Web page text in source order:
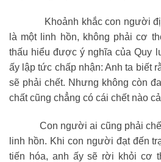
Khoảnh khắc con người
là một linh hồn, không phải cơ
thấu hiểu được ý nghĩa của Quy
ấy lập tức chấp nhận: Anh ta biết
sẽ phải chết. Nhưng không còn
chất cũng chẳng có cái chết nào
Con người ai cũng phải chết,
linh hồn. Khi con người đạt đến
tiến hóa, anh ấy sẽ rời khỏi cơ